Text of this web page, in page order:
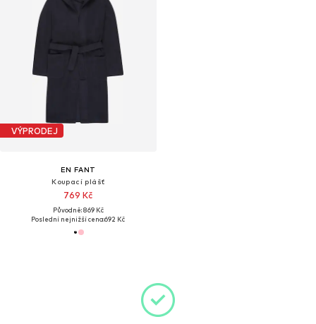
VÝPRODEJ
EN FANT
Koupací plášť
769 Kč
Původně: 869 Kč
Poslední nejnižší cena:692 Kč